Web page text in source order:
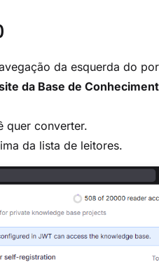
da esquerda do
da Base de
quer converter.
da lista de leitores.